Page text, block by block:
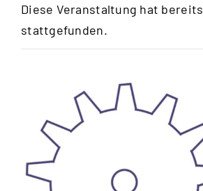
Diese Veranstaltung hat bereits
stattgefunden.